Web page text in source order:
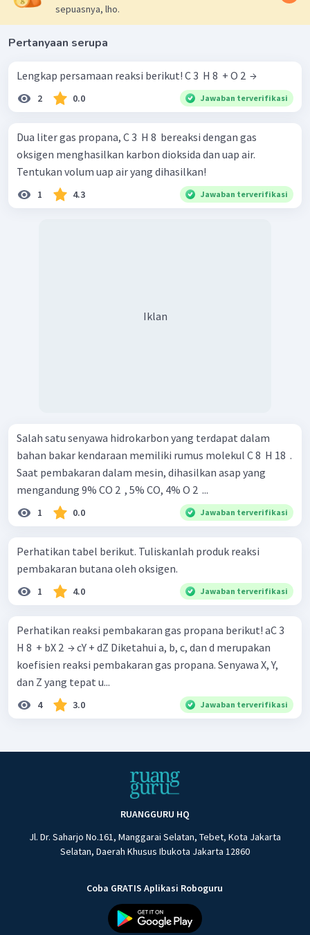
sepuasnya, lho.
Pertanyaan serupa
Lengkap persamaan reaksi berikut! C 3 ​ H 8 ​ + O 2 ​ →
2 0.0 Jawaban terverifikasi
Dua liter gas propana, C 3 ​ H 8 ​ bereaksi dengan gas
oksigen menghasilkan karbon dioksida dan uap air.
Tentukan volum uap air yang dihasilkan!
1 4.3 Jawaban terverifikasi
Iklan
Salah satu senyawa hidrokarbon yang terdapat dalam
bahan bakar kendaraan memiliki rumus molekul C 8 ​ H 18 ​ .
Saat pembakaran dalam mesin, dihasilkan asap yang
mengandung 9% CO 2 ​ , 5% CO, 4% O 2 ​ ...
1 0.0 Jawaban terverifikasi
Perhatikan tabel berikut. Tuliskanlah produk reaksi
pembakaran butana oleh oksigen.
1 4.0 Jawaban terverifikasi
Perhatikan reaksi pembakaran gas propana berikut! aC 3 ​
H 8 ​ + bX 2 ​ → cY + dZ Diketahui a, b, c, dan d merupakan
koefisien reaksi pembakaran gas propana. Senyawa X, Y,
dan Z yang tepat u...
4 3.0 Jawaban terverifikasi
RUANGGURU HQ
Jl. Dr. Saharjo No.161, Manggarai Selatan, Tebet, Kota Jakarta
Selatan, Daerah Khusus Ibukota Jakarta 12860
Coba GRATIS Aplikasi Roboguru